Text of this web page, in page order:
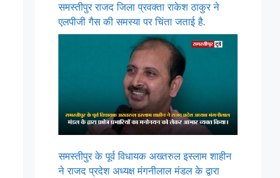
समस्तीपुर राजद जिला प्रवक्ता राकेश ठाकुर ने
एलपीजी गैस की समस्या पर चिंता जताई है.
समस्तीपुर के पूर्व विधायक अख्तरुल इस्लाम शाहीन
ने राजद प्रदेश अध्यक्ष मंगनीलाल मंडल के द्वारा